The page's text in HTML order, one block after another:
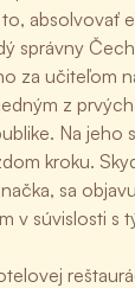
absolvovať
správny
za učiteľom
z
Na jeho
kroku.
sa
v súvislosti s